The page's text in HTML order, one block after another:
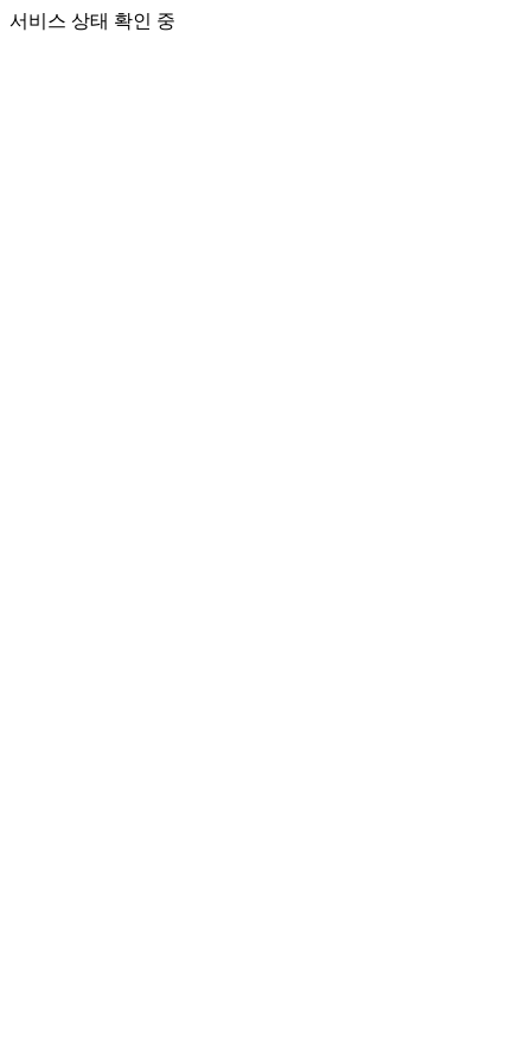
서비스 상태 확인 중